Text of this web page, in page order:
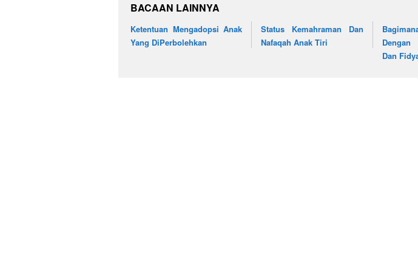
BACAAN LAINNYA
Ketentuan Mengadopsi Anak
Yang DiPerbolehkan
Status Kemahraman Dan
Nafaqah Anak Tiri
Dan